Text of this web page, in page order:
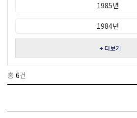
1985년
1984년
+ 더보기
총 6건